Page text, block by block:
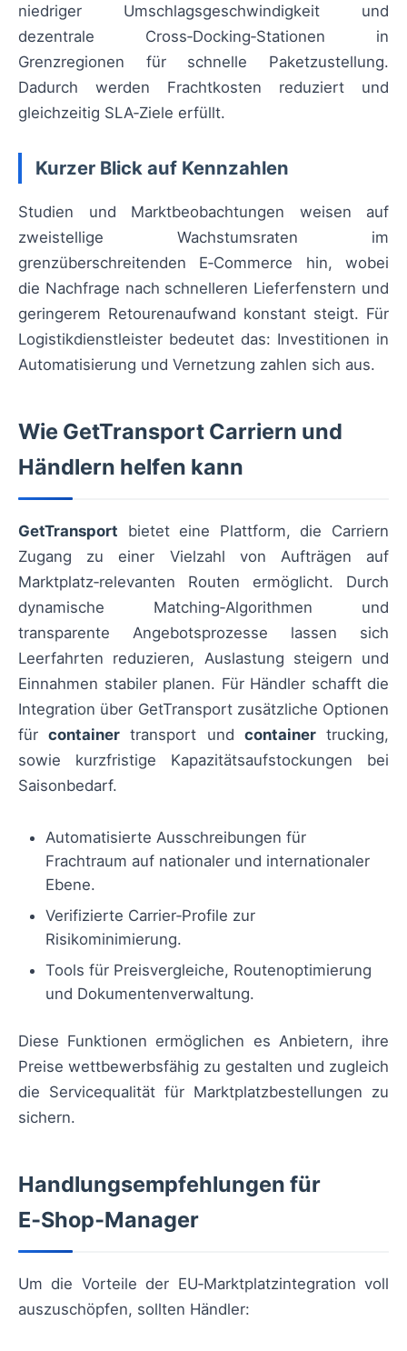
niedriger Umschlagsgeschwindigkeit und
dezentrale Cross‑Docking‑Stationen in
Grenzregionen für schnelle Paketzustellung.
Dadurch werden Frachtkosten reduziert und
gleichzeitig SLA‑Ziele erfüllt.
Kurzer Blick auf Kennzahlen
Studien und Marktbeobachtungen weisen auf
zweistellige Wachstumsraten im
grenzüberschreitenden E‑Commerce hin, wobei
die Nachfrage nach schnelleren Lieferfenstern und
geringerem Retourenaufwand konstant steigt. Für
Logistikdienstleister bedeutet das: Investitionen in
Automatisierung und Vernetzung zahlen sich aus.
Wie GetTransport Carriern und
Händlern helfen kann
GetTransport bietet eine Plattform, die Carriern
Zugang zu einer Vielzahl von Aufträgen auf
Marktplatz‑relevanten Routen ermöglicht. Durch
dynamische Matching‑Algorithmen und
transparente Angebotsprozesse lassen sich
Leerfahrten reduzieren, Auslastung steigern und
Einnahmen stabiler planen. Für Händler schafft die
Integration über GetTransport zusätzliche Optionen
fürcontainer transport und containertrucking,
sowie kurzfristige Kapazitätsaufstockungen bei
Saisonbedarf.
Automatisierte Ausschreibungen für
Frachtraum auf nationaler und internationaler
Ebene.
Verifizierte Carrier‑Profile zur
Risikominimierung.
Tools für Preisvergleiche, Routenoptimierung
und Dokumentenverwaltung.
Diese Funktionen ermöglichen es Anbietern, ihre
Preise wettbewerbsfähig zu gestalten und zugleich
die Servicequalität für Marktplatzbestellungen zu
sichern.
Handlungsempfehlungen für
E‑Shop‑Manager
Um die Vorteile der EU‑Marktplatzintegration voll
auszuschöpfen, sollten Händler: